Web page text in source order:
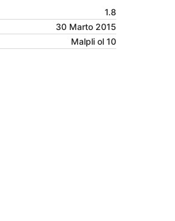
1.8
30 Marto 2015
Malpli ol 10